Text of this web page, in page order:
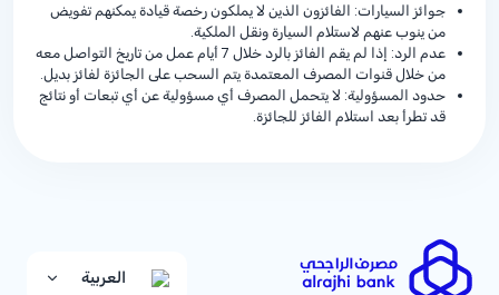
جوائز السيارات: الفائزون الذين لا يملكون رخصة قيادة يمكنهم تفويض
من ينوب عنهم لاستلام السيارة ونقل الملكية.
عدم الرد: إذا لم يقم الفائز بالرد خلال 7 أيام عمل من تاريخ التواصل معه
من خلال قنوات المصرف المعتمدة يتم السحب على الجائزة لفائز بديل.
حدود المسؤولية: لا يتحمل المصرف أي مسؤولية عن أي تبعات أو نتائج
قد تطرأ بعد استلام الفائز للجائزة.
العربية